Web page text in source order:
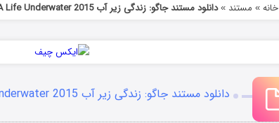
خانه» مستند »دانلود مستند جاگو: زندگی زیر آب Jago: A Life Underwater 2015
دانلود مستند جاگو: زندگی زیر آب Jago: A Life Underwater 2015